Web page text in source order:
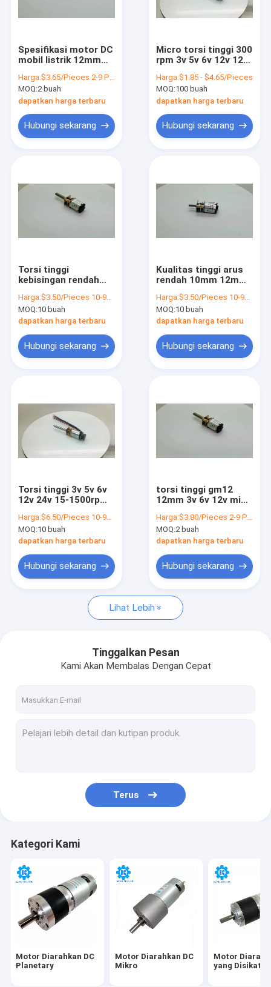
Produk
Tentang kami
Berita
Permintaan Penawaran
Motor Diarahkan DC Planetary
Motor Diarahkan DC yang Disikat
Motor Diarahkan DC Tanpa Sikat
N20 DC Gear Motor
Motor DC Micro Brushed
Motor Getaran DC
Spesifikasi motor DC
mobil listrik 12mm
jari kunci sepeda
Harga:$3.65/Pieces 2-9 Pieces
MOQ:2 buah
dapatkan harga terbaru
Hubungi sekarang
Micro torsi tinggi 300
rpm 3v 5v 6v 12v 12
poros gear motor
dengan 12mm
gearbox dan ppr
encoder
Harga:$1.85 - $4.65/Pieces
MOQ:100 buah
dapatkan harga terbaru
Hubungi sekarang
Torsi tinggi
kebisingan rendah
M4screw thread dc
gear motor untuk
robot
Harga:$3.50/Pieces 10-99 Pieces
MOQ:10 buah
dapatkan harga terbaru
Hubungi sekarang
Kualitas tinggi arus
rendah 10mm 12mm
100rpm mini DC gear
motor 24v
Harga:$3.50/Pieces 10-99 Pieces
MOQ:10 buah
dapatkan harga terbaru
Hubungi sekarang
Torsi tinggi 3v 5v 6v
12v 24v 15-1500rpm
motor N20 N30 DC
motor dengan
encoder
Harga:$6.50/Pieces 10-99 Pieces
MOQ:10 buah
dapatkan harga terbaru
Hubungi sekarang
torsi tinggi gm12
12mm 3v 6v 12v mini
DC gear motor untuk
robot
Harga:$3.80/Pieces 2-9 Pieces
MOQ:2 buah
dapatkan harga terbaru
Hubungi sekarang
Lihat Lebih
Tinggalkan Pesan
Kami Akan Membalas Dengan Cepat
Terus
Kategori Kami
Motor Diarahkan DC
Planetary
Motor Diarahkan DC
Mikro
Motor
yang Disikat